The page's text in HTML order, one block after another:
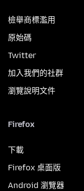
檢舉商標濫用
原始碼
Twitter
加入我們的社群
瀏覽說明文件
Firefox
下載
Firefox 桌面版
Android 瀏覽器